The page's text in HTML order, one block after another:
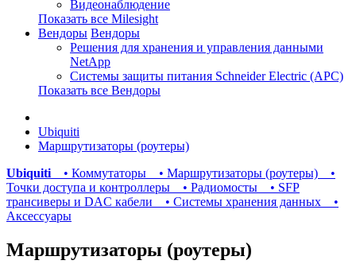
Видеонаблюдение
Показать все Milesight
Вендоры Вендоры
Решения для хранения и управления данными
NetApp
Системы защиты питания Schneider Electric (APC)
Показать все Вендоры
Ubiquiti
Маршрутизаторы (роутеры)
Ubiquiti
• Коммутаторы • Маршрутизаторы (роутеры)
•
Точки доступа и контроллеры
• Радиомосты
• SFP
трансиверы и DAC кабели
• Системы хранения данных
•
Аксессуары
Маршрутизаторы (роутеры)